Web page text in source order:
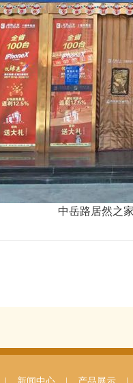
中岳路居然之